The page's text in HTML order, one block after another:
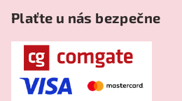
Plaťte u nás bezpečne